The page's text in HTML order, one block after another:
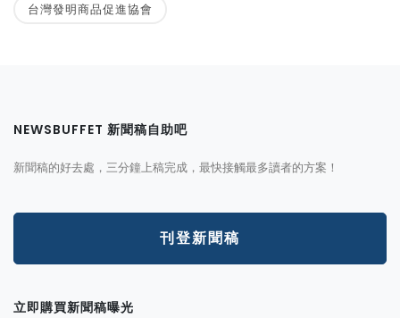
台灣發明商品促進協會
NEWSBUFFET 新聞稿自助吧
新聞稿的好去處，三分鐘上稿完成，最快接觸最多讀者的方案！
刊登新聞稿
立即購買新聞稿曝光